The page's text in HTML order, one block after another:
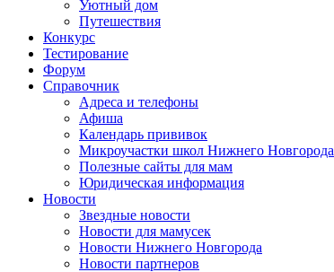
Уютный дом
Путешествия
Конкурс
Тестирование
Форум
Справочник
Адреса и телефоны
Афиша
Календарь прививок
Микроучастки школ Нижнего Новгорода
Полезные сайты для мам
Юридическая информация
Новости
Звездные новости
Новости для мамусек
Новости Нижнего Новгорода
Новости партнеров